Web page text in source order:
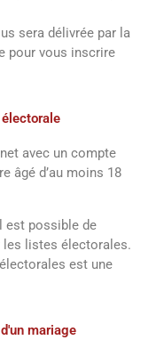
sera délivrée par la
pour vous inscrire
avec un compte
âgé d’au moins 18
est possible de
listes électorales.
est une
mariage